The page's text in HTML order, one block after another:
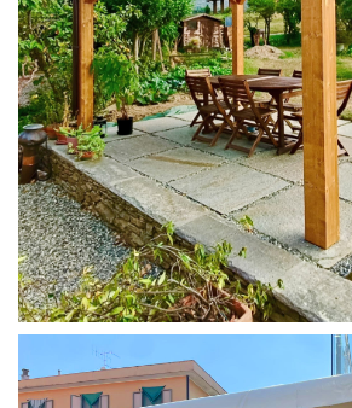
PERGOLA 4X3